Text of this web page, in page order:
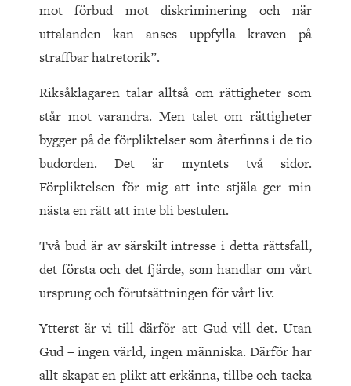
mot förbud mot diskriminering och när
uttalanden kan anses uppfylla kraven på
straffbar hatretorik”.
Riksåklagaren talar alltså om rättigheter som
står mot varandra. Men talet om rättigheter
bygger på de förpliktelser som återfinns i de tio
budorden. Det är myntets två sidor.
Förpliktelsen för mig att inte stjäla ger min
nästa en rätt att inte bli bestulen.
Två bud är av särskilt intresse i detta rättsfall,
det första och det fjärde, som handlar om vårt
ursprung och förutsättningen för vårt liv.
Ytterst är vi till därför att Gud vill det. Utan
Gud – ingen värld, ingen människa. Därför har
allt skapat en plikt att erkänna, tillbe och tacka